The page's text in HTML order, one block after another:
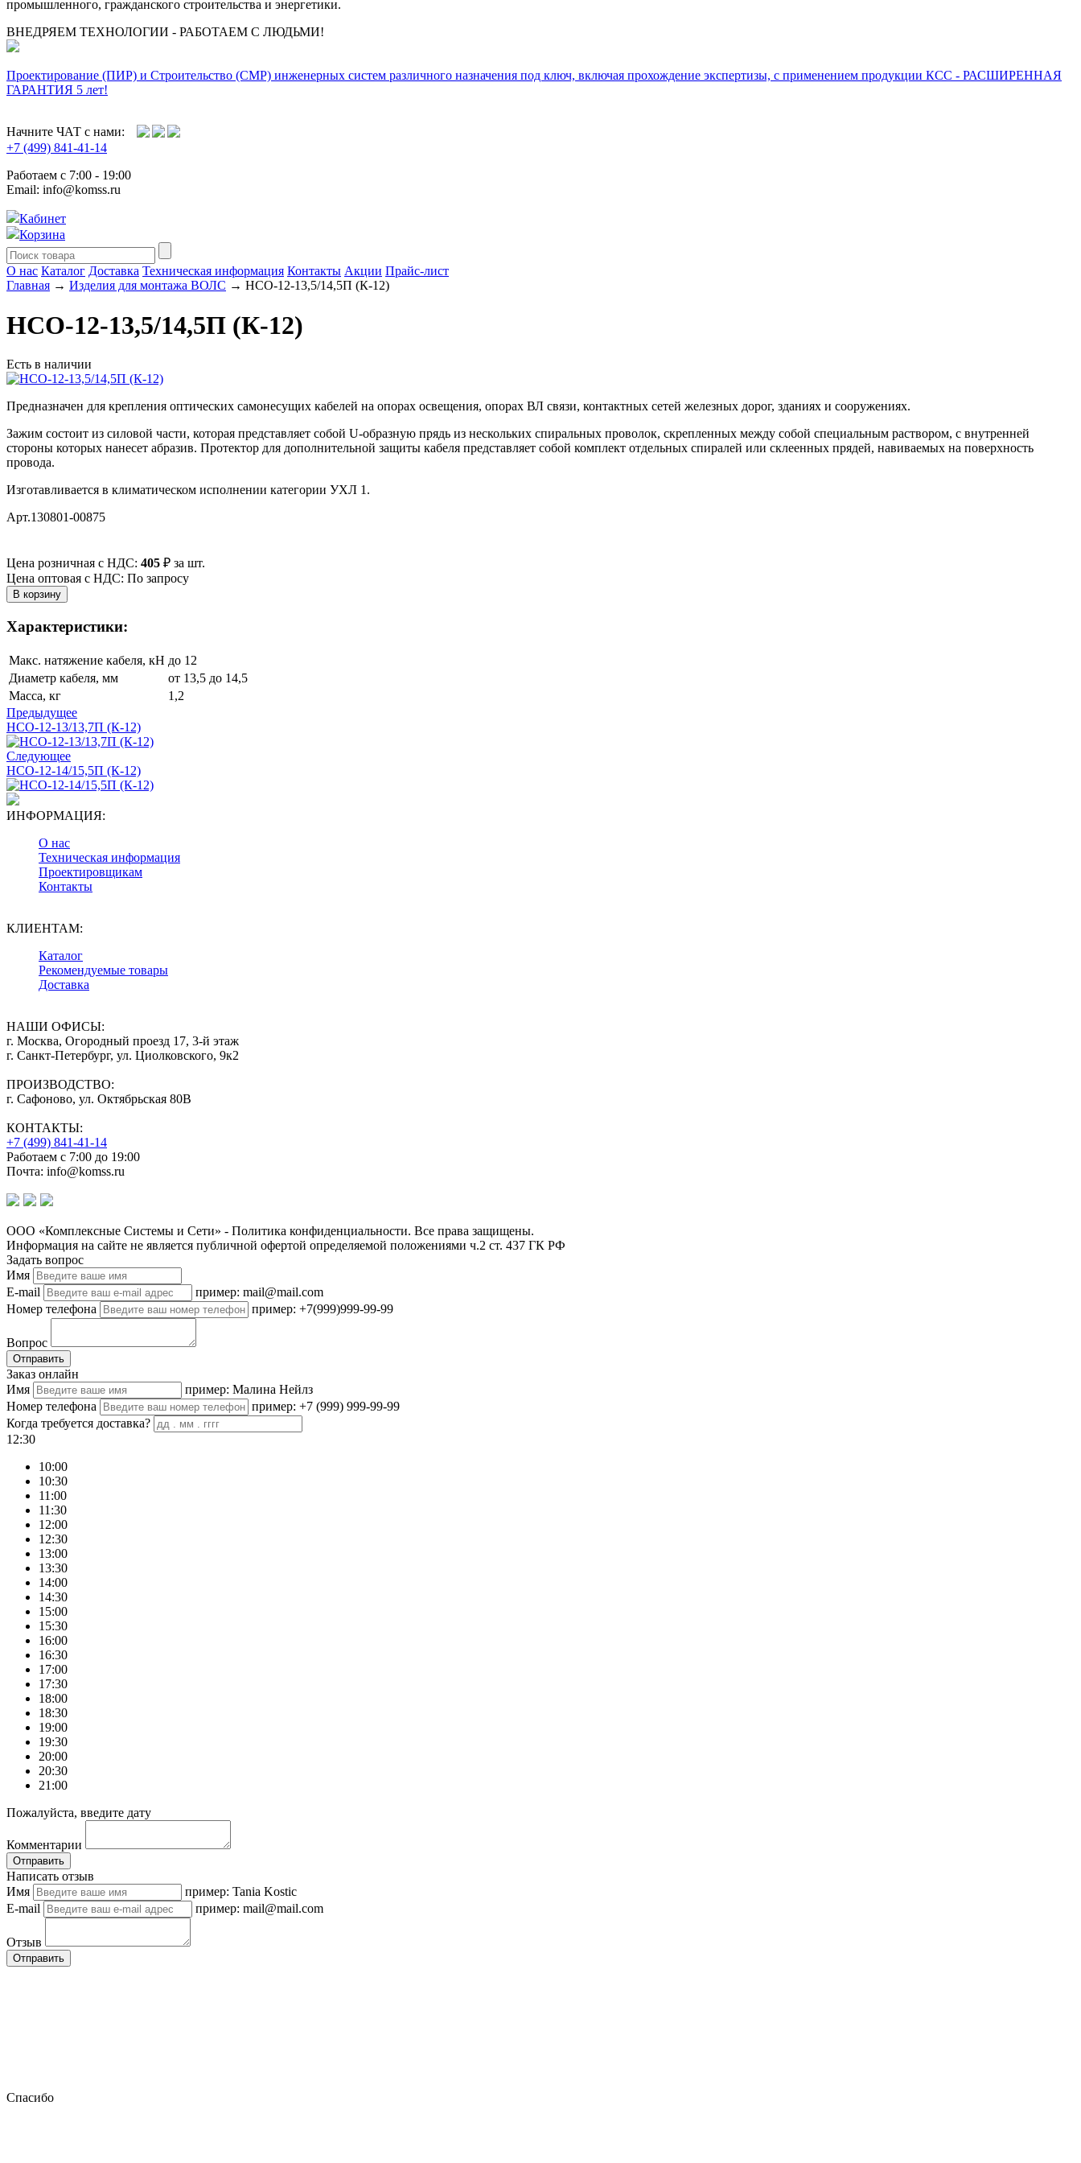
промышленного, гражданского строительства и энергетики.
ВНЕДРЯЕМ ТЕХНОЛОГИИ - РАБОТАЕМ С ЛЮДЬМИ!
Проектирование (ПИР) и Cтроительство (СМР) инженерных систем различного назначения под ключ, включая прохождение экспертизы, с применением продукции КСС - РАСШИРЕННАЯ
ГАРАНТИЯ 5 лет!
Начните ЧАТ с нами:
+7 (499) 841-41-14
Работаем с 7:00 - 19:00
Email: info@komss.ru
Кабинет
Корзина
О нас Каталог Доставка Техническая информация Контакты Акции Прайс-лист
Главная → Изделия для монтажа ВОЛС → НСО-12-13,5/14,5П (К-12)
НСО-12-13,5/14,5П (К-12)
Есть в наличии
Предназначен для крепления оптических самонесущих кабелей на опорах освещения, опорах ВЛ связи, контактных сетей железных дорог, зданиях и сооружениях.
Зажим состоит из силовой части, которая представляет собой U-образную прядь из нескольких спиральных проволок, скрепленных между собой специальным раствором, с внутренней
стороны которых нанесет абразив. Протектор для дополнительной защиты кабеля представляет собой комплект отдельных спиралей или склеенных прядей, навиваемых на поверхность
провода.
Изготавливается в климатическом исполнении категории УХЛ 1.
Арт.130801-00875
Цена розничная с НДС: 405 ₽ за шт.
Цена оптовая с НДС: По запросу
Характеристики:
Макс. натяжение кабеля, кН до 12
Диаметр кабеля, мм
от 13,5 до 14,5
Масса, кг
1,2
Предыдущее
НСО-12-13/13,7П (К-12)
Следующее
НСО-12-14/15,5П (К-12)
ИНФОРМАЦИЯ:
О нас
Техническая информация
Проектировщикам
Контакты
КЛИЕНТАМ:
Каталог
Рекомендуемые товары
Доставка
НАШИ ОФИСЫ:
г. Москва, Огородный проезд 17, 3-й этаж
г. Санкт-Петербург, ул. Циолковского, 9к2
ПРОИЗВОДСТВО:
г. Сафоново, ул. Октябрьская 80В
КОНТАКТЫ:
+7 (499) 841-41-14
Работаем с 7:00 до 19:00
Почта: info@komss.ru
ООО «Комплексные Системы и Сети» - Политика конфиденциальности. Все права защищены.
Информация на сайте не является публичной офертой определяемой положениями ч.2 ст. 437 ГК РФ
Задать вопрос
Имя
E-mail
пример: mail@mail.com
Номер телефона
пример: +7(999)999-99-99
Вопрос
Отправить
Заказ онлайн
Имя
пример: Малина Нейлз
Номер телефона
пример: +7 (999) 999-99-99
Когда требуется доставка?
12:30
10:00
10:30
11:00
11:30
12:00
12:30
13:00
13:30
14:00
14:30
15:00
15:30
16:00
16:30
17:00
17:30
18:00
18:30
19:00
19:30
20:00
20:30
21:00
Пожалуйста, введите дату
Комментарии
Отправить
Написать отзыв
Имя
пример: Tania Kostic
E-mail
пример: mail@mail.com
Отзыв
Отправить
Спасибо